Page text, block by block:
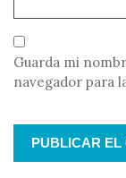
Guarda mi
navegador para